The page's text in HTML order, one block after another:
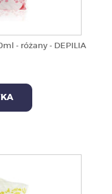
- różany - DEPILIA